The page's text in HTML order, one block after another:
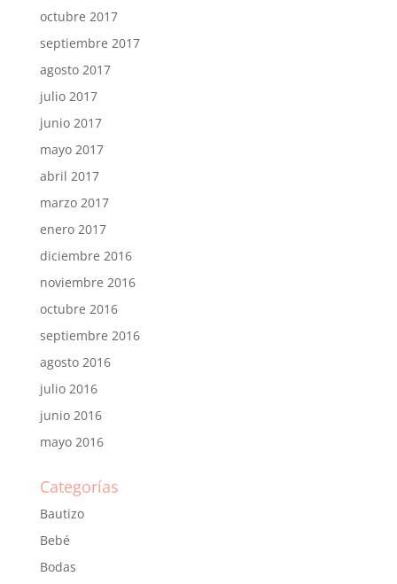
octubre 2017
septiembre 2017
agosto 2017
julio 2017
junio 2017
mayo 2017
abril 2017
marzo 2017
enero 2017
diciembre 2016
noviembre 2016
octubre 2016
septiembre 2016
agosto 2016
julio 2016
junio 2016
mayo 2016
Categorías
Bautizo
Bebé
Bodas